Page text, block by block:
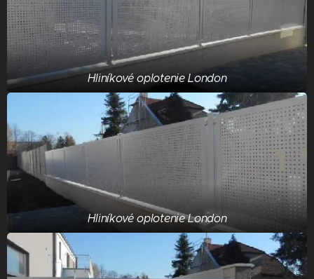
Hliníkové oplotenie London
Hliníkové oplotenie London